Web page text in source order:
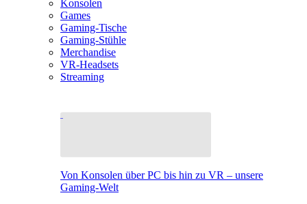
Konsolen
Games
Gaming-Tische
Gaming-Stühle
Merchandise
VR-Headsets
Streaming
Von Konsolen über PC bis hin zu VR – unsere
Gaming-Welt